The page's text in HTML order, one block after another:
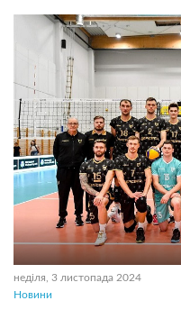
неділя, 3 листопада 2024
Новини